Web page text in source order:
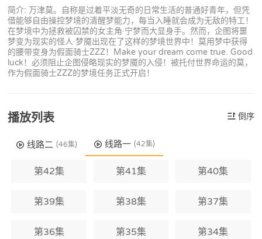
简介: 万津莫。自称是过着平淡无奇的日常生活的普通好青年，但凭
借能够自由操控梦境的清醒梦能力，每当入睡就会成为无敌的特工！
在梦境中为拯救被囚禁的女主角·宁梦而大显身手。然而，企图将噩
梦变为现实的怪人·梦魇出现在了这样的梦境世界中！莫用梦中获得
的腰带变身为假面骑士ZZZ！Make your dream come true. Good
luck！必须阻止企图侵略现实的梦魇的入侵！被托付世界命运的莫，
作为假面骑士ZZZ的梦境任务正式开启！
播放列表 倒序
线路二 (46集) 线路一 (42集)
第42集 第41集 第40集
第39集 第38集 第37集
第36集 第35集 第34集